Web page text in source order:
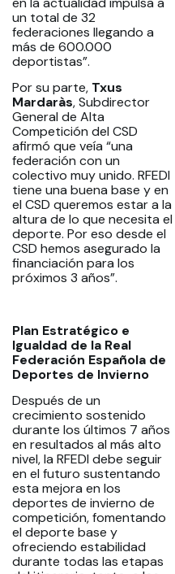
un total de 32
federaciones llegando a
más de 600.000
deportistas”.
Por su parte, Txus
Mardaràs, Subdirector
General de Alta
Competición del CSD
afirmó que veía “una
federación con un
colectivo muy unido. RFEDI
tiene una buena base y en
el CSD queremos estar a la
altura de lo que necesita el
deporte. Por eso desde el
CSD hemos asegurado la
financiación para los
próximos 3 años”.
Plan Estratégico e
Igualdad de la Real
Federación Española de
Deportes de Invierno
Después de un
crecimiento sostenido
durante los últimos 7 años
en resultados al más alto
nivel, la RFEDI debe seguir
en el futuro sustentando
esta mejora en los
deportes de invierno de
competición, fomentando
el deporte base y
ofreciendo estabilidad
durante todas las etapas